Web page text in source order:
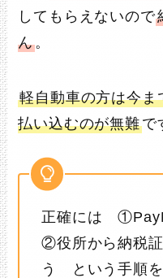
してもらえないので
ん。
軽自動車の方は今ま
払い込むのが無難で
正確には
②役所から納税
う という手順を